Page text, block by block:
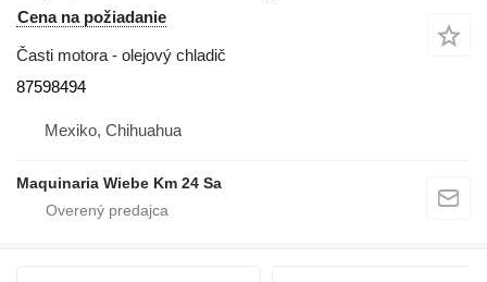
Cena na požiadanie
Časti motora - olejový chladič
87598494
Mexiko, Chihuahua
Maquinaria Wiebe Km 24 Sa